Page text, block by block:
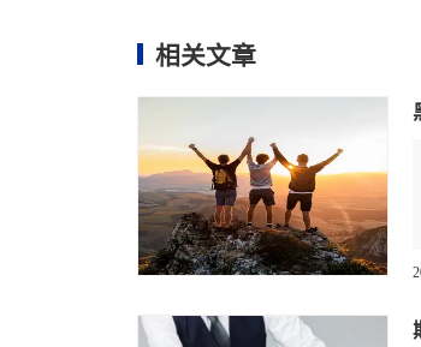
相关文章